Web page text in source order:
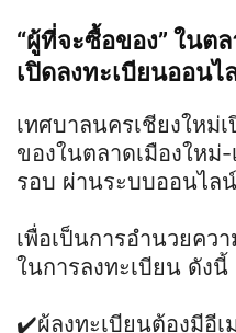
“ผู้ที่จะซื้อของ” ในต
เปิดลงทะเบียนออนไ
เทศบาลนครเชียงใหม่
ของในตลาดเมืองใหม่
รอบ ผ่านระบบออนไลน์
เพื่อเป็นการอำนวยคว
ในการลงทะเบียน ดังนี้
✔️ผู้ลงทะเบียนต้องมีอีเ